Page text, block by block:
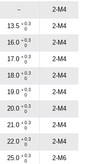
－ 2-M4
13.5 ＋0.3
0
2-M4
16.0 ＋0.3
0
2-M4
17.0 ＋0.3
0
2-M4
18.0 ＋0.3
0
2-M4
19.0 ＋0.3
0
2-M4
20.0 ＋0.3
0
2-M4
21.0 ＋0.3
0
2-M4
22.0 ＋0.3
0
2-M4
25.0 ＋0.3
0
2-M6